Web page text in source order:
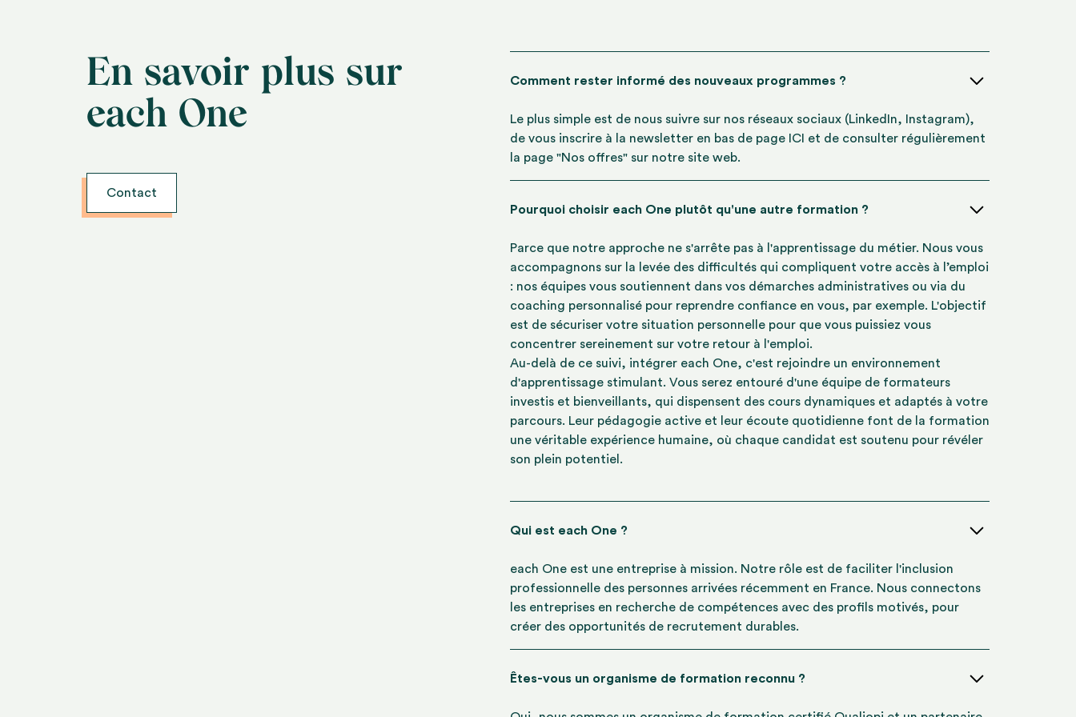
En savoir plus sur
each One
Contact
Comment rester informé des nouveaux programmes ?
Le plus simple est de nous suivre sur nos réseaux sociaux (LinkedIn, Instagram),
de vous inscrire à la newsletter en bas de page ICI et de consulter régulièrement
la page "Nos offres" sur notre site web.
Pourquoi choisir each One plutôt qu'une autre formation ?
Parce que notre approche ne s'arrête pas à l'apprentissage du métier. Nous vous
accompagnons sur la levée des difficultés qui compliquent votre accès à l’emploi
: nos équipes vous soutiennent dans vos démarches administratives ou via du
coaching personnalisé pour reprendre confiance en vous, par exemple. L'objectif
est de sécuriser votre situation personnelle pour que vous puissiez vous
concentrer sereinement sur votre retour à l'emploi.
Au-delà de ce suivi, intégrer each One, c'est rejoindre un environnement
d'apprentissage stimulant. Vous serez entouré d'une équipe de formateurs
investis et bienveillants, qui dispensent des cours dynamiques et adaptés à votre
parcours. Leur pédagogie active et leur écoute quotidienne font de la formation
une véritable expérience humaine, où chaque candidat est soutenu pour révéler
son plein potentiel.
Qui est each One ?
each One est une entreprise à mission. Notre rôle est de faciliter l'inclusion
professionnelle des personnes arrivées récemment en France. Nous connectons
les entreprises en recherche de compétences avec des profils motivés, pour
créer des opportunités de recrutement durables.
Êtes-vous un organisme de formation reconnu ?